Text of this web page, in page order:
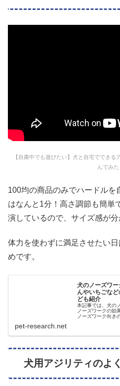
【自粛中でも遊びたい】犬と自宅ででき
んでみた
100均の商品のみでハードルを
はなんと1分！高さ調節も簡単
演しているので、サイズ感が分
体力を使わずに満足させたい
めです。
犬のノーズワ
んやいちごな
ども紹介
本記事では、犬の
ノーズワークの効
ノーズワーク向き
pet-research.net
犬用アジリティのよ